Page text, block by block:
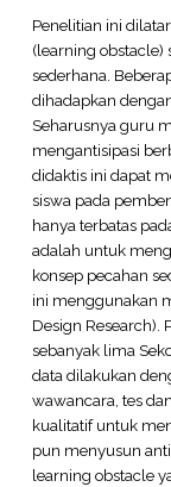
Penelitian ini
(learning obstacle)
sederhana.
dihadapkan
Seharusnya guru
mengantisipasi
didaktis ini dapat
siswa pada
hanya terbatas
adalah untuk
konsep pecahan
ini menggunakan
Design Research).
sebanyak lima
data dilakukan
wawancara, tes
kualitatif untuk
pun menyusun
learning obstacle